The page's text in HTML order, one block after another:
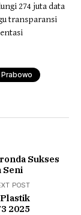
274 juta data
transparansi
Prabowo
Sukses
Seni
POST
2025